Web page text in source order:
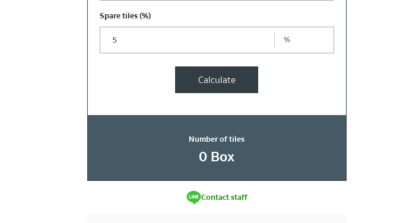
Spare tiles(%)
%
Calculate
Number of tiles
0Box
Contact staff